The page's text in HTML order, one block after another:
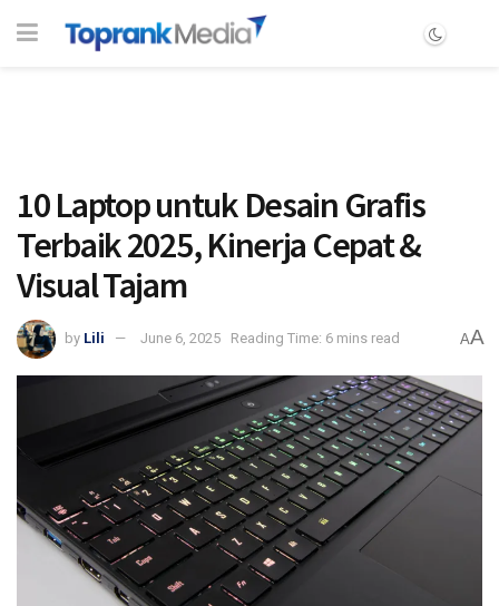
10 Laptop untuk Desain Grafis
Terbaik 2025, Kinerja Cepat &
Visual Tajam
by Lili June 6, 2025 Reading Time: 6 mins read AA